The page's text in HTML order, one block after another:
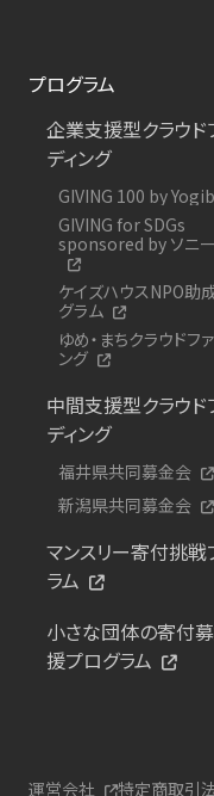
プログラム
企業支援型クラウド
ディング
GIVING 100 by
GIVING for SDGs
sponsored by ソニ
ケイズハウスNPO助
グラム
ゆめ・まちクラウドフ
ング
中間支援型クラウド
ディング
福井県共同募金会
新潟県共同募金会
マンスリー寄付挑戦
ラム
小さな団体の寄付
援プログラム
運営会社 特定商取引